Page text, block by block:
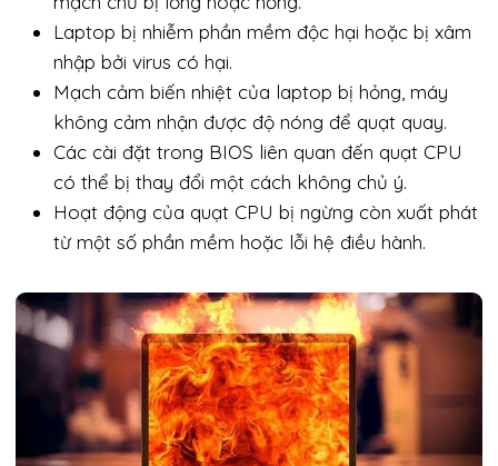
Laptop bị nhiễm phần mềm độc hại hoặc bị xâm
nhập bởi virus có hại.
Mạch cảm biến nhiệt của laptop bị hỏng, máy
không cảm nhận được độ nóng để quạt quay.
Các cài đặt trong BIOS liên quan đến quạt CPU
có thể bị thay đổi một cách không chủ ý.
Hoạt động của quạt CPU bị ngừng còn xuất phát
từ một số phần mềm hoặc lỗi hệ điều hành.